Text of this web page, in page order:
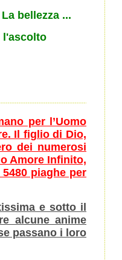
bellezza ...
l'ascolto
per l’Uomo
Il figlio di Dio,
dei numerosi
Amore Infinito,
piaghe per
e sotto il
alcune anime
passano i loro